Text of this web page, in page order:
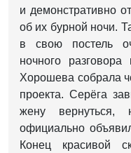
и демонстративно
об их бурной ночи.
в свою постель
ночного
Хорошева собрала
проекта. Серёга
жену
официально
Конец красивой